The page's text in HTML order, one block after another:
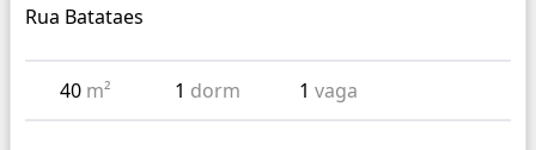
Rua Batataes
40 m² 1 dorm 1vaga